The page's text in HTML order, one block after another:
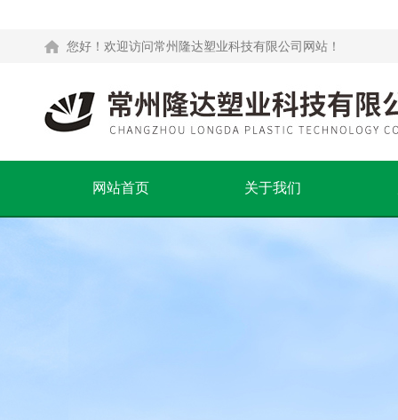
您好！欢迎访问常州隆达塑业科技有限公司网站！
网站首页 关于我们